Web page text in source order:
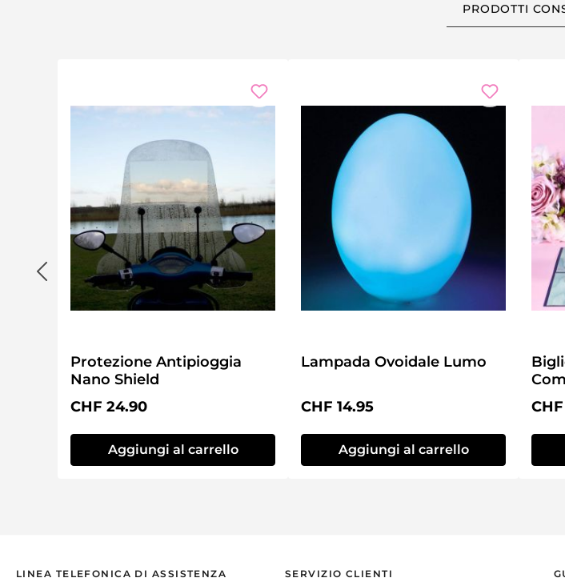
PRODOTTI
Protezione Antipioggia
Nano Shield
Prezzo normale:
CHF 24.90
Aggiungi al carrello
Lampada Ovoidale Lumo
Prezzo normale:
CHF 14.95
Aggiungi al carrello
LINEA TELEFONICA DI ASSISTENZA SERVIZIO CLIENTI